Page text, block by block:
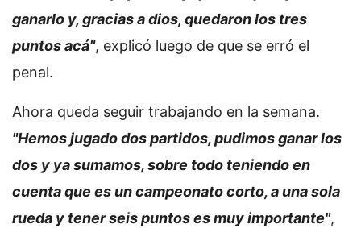
ganarlo y, gracias a dios, quedaron los tres
puntos acá", explicó luego de que se erró el
penal.
Ahora queda seguir trabajando en la semana.
"Hemos jugado dos partidos, pudimos ganar los
dos y ya sumamos, sobre todo teniendo en
cuenta que es un campeonato corto, a una sola
rueda y tener seis puntos es muy importante",